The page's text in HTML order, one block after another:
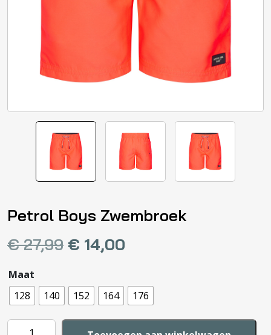
Petrol Boys Zwembroek
€27,99 € 14,00
Maat
128
140 152 164 176
Petrol